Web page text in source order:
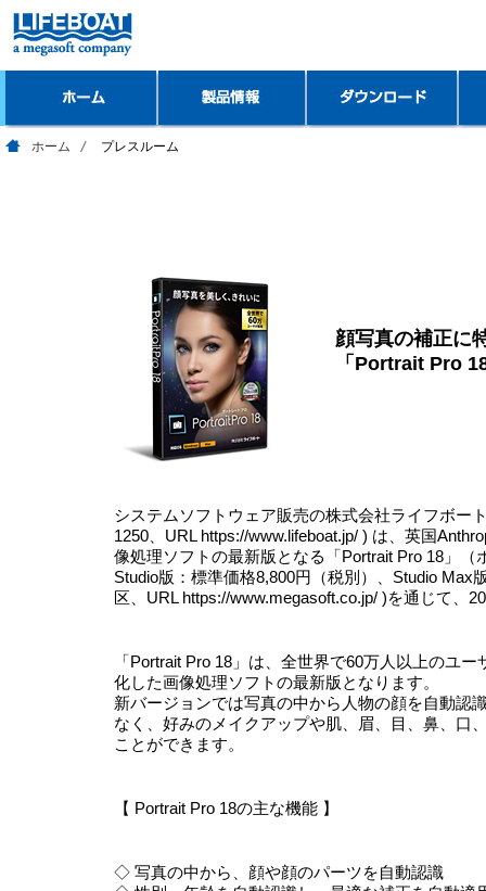
ホーム プレスルーム
顔写真の補正に
「Portrait Pro
システムソフトウェア販売の株式会社ライフボー
1250、URL https://www.lifeboat.jp/ ) は、英国
像処理ソフトの最新版となる「Portrait Pro 18」
Studio版：標準価格8,800円（税別）、Studio
区、URL https://www.megasoft.co.jp/ )を通じて、
「Portrait Pro 18」は、全世界で60万人以上のユ
化した画像処理ソフトの最新版となります。
新バージョンでは写真の中から人物の顔を自動認
なく、好みのメイクアップや肌、眉、目、鼻、口
ことができます。
【 Portrait Pro 18の主な機能 】
◇ 写真の中から、顔や顔のパーツを自動認識